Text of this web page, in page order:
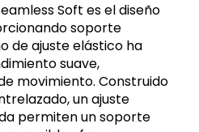
Soft es el diseño
soporte
de ajuste elástico ha
suave,
movimiento. Construido
un ajuste
permiten un soporte